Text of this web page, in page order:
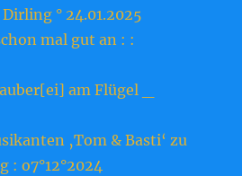
° 24.01.2025
mal gut an : :
am Flügel _
‚Tom & Basti‘ zu
: o7°12°2024